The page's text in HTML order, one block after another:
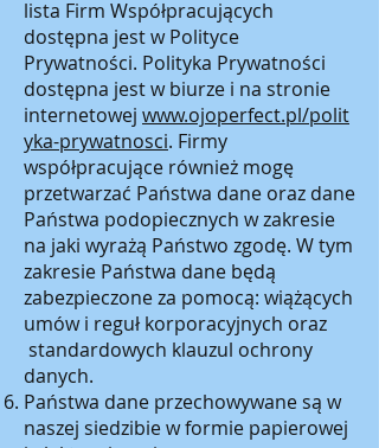
lista Firm Współpracujących
dostępna jest w Polityce
Prywatności. Polityka Prywatności
dostępna jest w biurze i na stronie
internetowej www.ojoperfect.pl/polit
yka-prywatnosci. Firmy
współpracujące również mogę
przetwarzać Państwa dane oraz dane
Państwa podopiecznych w zakresie
na jaki wyrażą Państwo zgodę. W tym
zakresie Państwa dane będą
zabezpieczone za pomocą: wiążących
umów i reguł korporacyjnych oraz
standardowych klauzul ochrony
danych.
Państwa dane przechowywane są w
naszej siedzibie w formie papierowej